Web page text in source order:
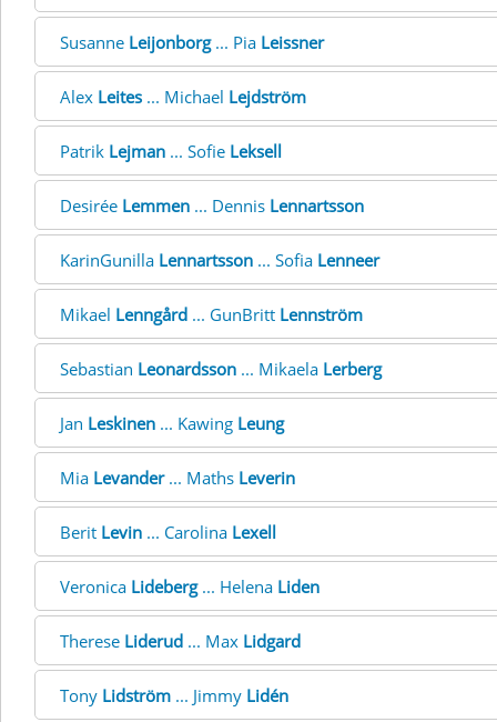
Susanne Leijonborg... Pia Leissner
Alex Leites ... Michael Lejdström
Patrik Lejman ... Sofie Leksell
Desirée Lemmen ... Dennis Lennartsson
KarinGunilla Lennartsson ... Sofia Lenneer
Mikael Lenngård ... GunBritt Lennström
Sebastian Leonardsson ... Mikaela Lerberg
Jan Leskinen ... Kawing Leung
Mia Levander... Maths Leverin
Berit Levin ... Carolina Lexell
Veronica Lideberg... Helena Liden
Therese Liderud ... Max Lidgard
Tony Lidström ... Jimmy Lidén